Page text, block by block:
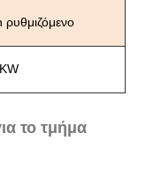
το τμήμα